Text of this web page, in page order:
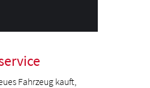
Fahrzeug kauft,